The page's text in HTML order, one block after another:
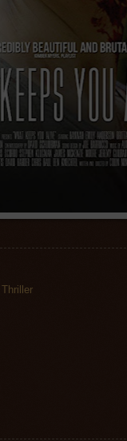
Thriller